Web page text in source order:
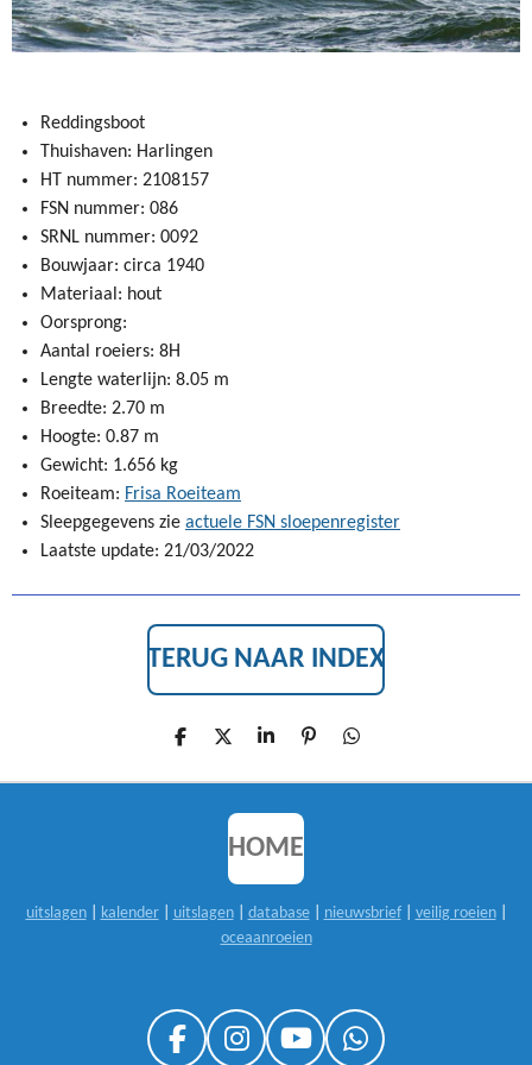
Reddingsboot
Thuishaven: Harlingen
HT nummer: 2108157
FSN nummer: 086
SRNL nummer: 0092
Bouwjaar: circa 1940
Materiaal: hout
Oorsprong:
Aantal roeiers: 8H
Lengte waterlijn: 8.05 m
Breedte: 2.70 m
Hoogte: 0.87 m
Gewicht: 1.656 kg
Roeiteam: Frisa Roeiteam
Sleepgegevens zie actuele FSN sloepenregister
Laatste update: 21/03/2022
TERUG NAAR INDEX
D
L
D
E
S
A
E
P
N
D
L
HOME
uitslagen| kalender| uitslagen| database| nieuwsbrief| veilig roeien|
oceaanroeien
F I Y W